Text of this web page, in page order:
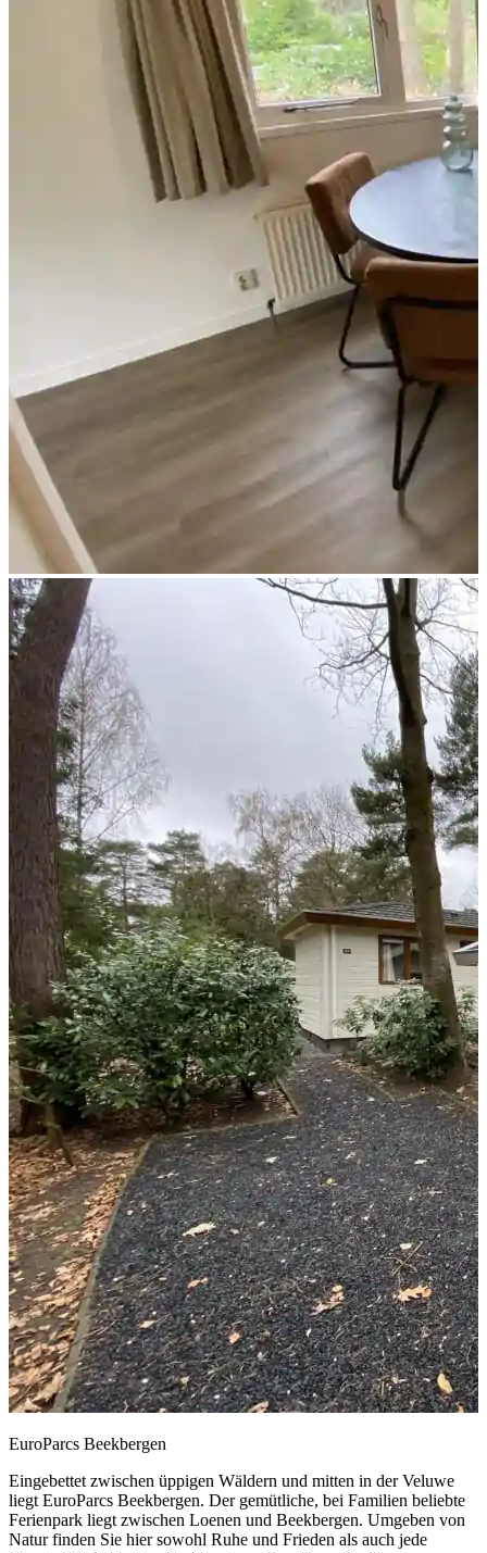
EuroParcs Beekbergen
Eingebettet zwischen üppigen Wäldern und mitten in der Veluwe
liegt EuroParcs Beekbergen. Der gemütliche, bei Familien beliebte
Ferienpark liegt zwischen Loenen und Beekbergen. Umgeben von
Natur finden Sie hier sowohl Ruhe und Frieden als auch jede